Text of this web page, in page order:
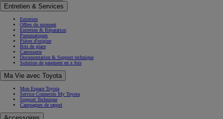
Entretien & Services
Entretien
Offres du moment
Entretien & Réparation
Pneumatiques
Pièces d'origine
Bris de glace
Carrosserie
Documentation & Support technique
Solution de paiement en x fois
Ma Vie avec Toyota
Mon Espace Toyota
Service Connectés My Toyota
Support Technique
Campagnes de rappel
Accessoires